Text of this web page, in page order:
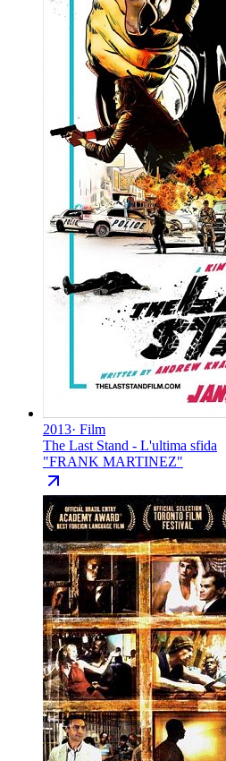
2013· Film
The Last Stand - L'ultima sfida
"FRANK MARTINEZ"